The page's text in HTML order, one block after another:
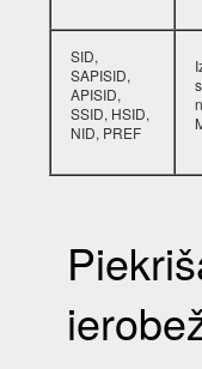
SID,
SAPISID,
APISID,
SSID, HSID,
NID, PREF